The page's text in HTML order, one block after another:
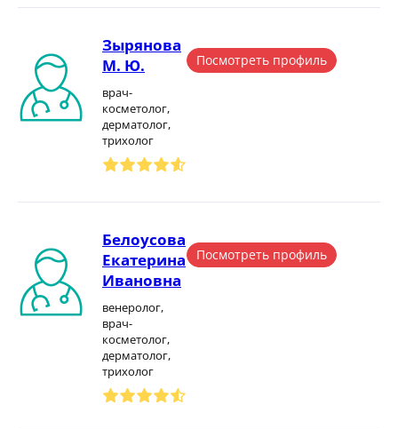
Зырянова
М. Ю.
врач-
косметолог,
дерматолог,
трихолог
Посмотреть профиль
Белоусова
Екатерина
Ивановна
венеролог,
врач-
косметолог,
дерматолог,
трихолог
Посмотреть профиль